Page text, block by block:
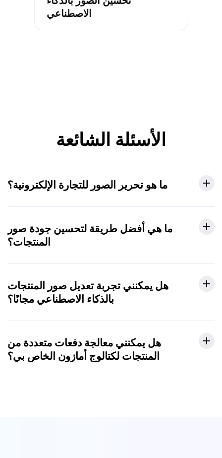
الاصطناعي
الأسئلة الشائعة
ما هو تحرير الصور للتجارة الإلكترونية؟
ما هي أفضل طريقة لتحسين جودة صور
المنتجات؟
هل يمكنني تجربة تعديل صور المنتجات
بالذكاء الاصطناعي مجانًا؟
هل يمكنني معالجة دفعات متعددة من
المنتجات لكتالوج أمازون الخاص بي؟